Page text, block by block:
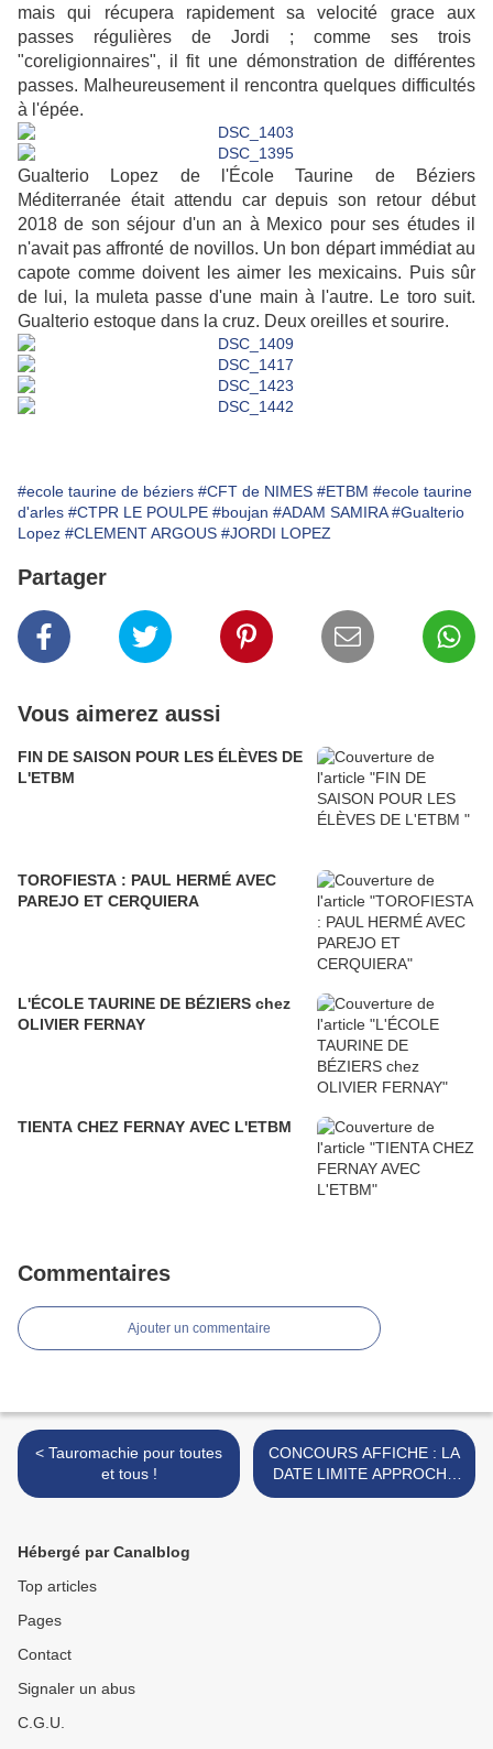
mais qui récupera rapidement sa velocité grace aux
passes régulières de Jordi ; comme ses trois
"coreligionnaires", il fit une démonstration de différentes
passes. Malheureusement il rencontra quelques difficultés
à l'épée.
Gualterio Lopez de l'École Taurine de Béziers
Méditerranée était attendu car depuis son retour début
2018de son séjour d'un an à Mexico pour ses études il
n'avait pas affronté de novillos. Un bon départ immédiat au
capote comme doivent les aimer les mexicains. Puis sûr
de lui, la muleta passe d'une main à l'autre. Le toro suit.
Gualterio estoque dans la cruz. Deux oreilles et sourire.
#ecole taurine de béziers #CFT de NIMES #ETBM #ecole taurine
d'arles #CTPR LE POULPE #boujan #ADAM SAMIRA #Gualterio
Lopez #CLEMENT ARGOUS #JORDI LOPEZ
Partager
Vous aimerez aussi
FIN DE SAISON POUR LES ÉLÈVES DE
L'ETBM
TOROFIESTA : PAUL HERMÉ AVEC
PAREJO ET CERQUIERA
L'ÉCOLE TAURINE DE BÉZIERS chez
OLIVIER FERNAY
TIENTA CHEZ FERNAY AVEC L'ETBM
Commentaires
Ajouter un commentaire
< Tauromachie pour toutes
et tous !
CONCOURS AFFICHE : LA
DATE LIMITE APPROCHE
>
Hébergé par Canalblog
Top articles
Pages
Contact
Signaler un abus
C.G.U.